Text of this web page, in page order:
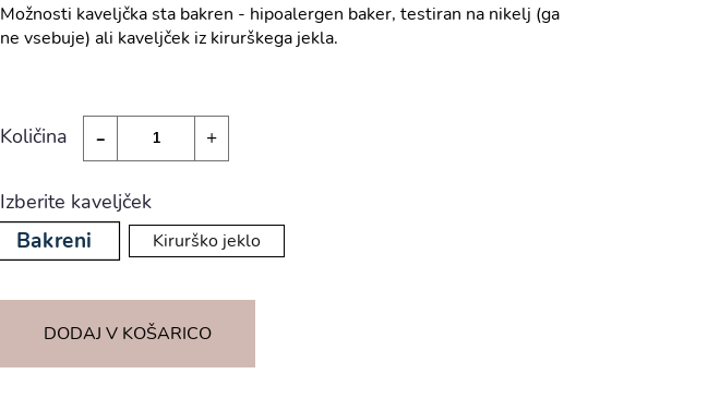
Možnosti kaveljčka sta bakren - hipoalergen baker, testiran na nikelj (ga
ne vsebuje) ali kaveljček iz kirurškega jekla.
Količina - +
Izberite kaveljček
Bakreni Kirurško jeklo
DODAJ V KOŠARICO